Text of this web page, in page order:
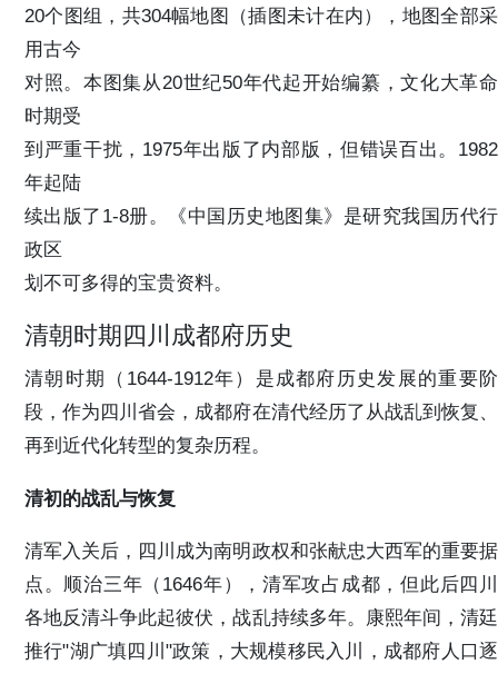
20个图组，共304幅地图（插图未计在内），地图全部采
用古今
对照。本图集从20世纪50年代起开始编纂，文化大革命
时期受
到严重干扰，1975年出版了内部版，但错误百出。1982
年起陆
续出版了1-8册。《中国历史地图集》是研究我国历代行
政区
划不可多得的宝贵资料。
清朝时期四川成都府历史
清朝时期（1644-1912年）是成都府历史发展的重要阶
段，作为四川省会，成都府在清代经历了从战乱到恢复、
再到近代化转型的复杂历程。
清初的战乱与恢复
清军入关后，四川成为南明政权和张献忠大西军的重要据
点。顺治三年（1646年），清军攻占成都，但此后四川
各地反清斗争此起彼伏，战乱持续多年。康熙年间，清廷
推行"湖广填四川"政策，大规模移民入川，成都府人口逐